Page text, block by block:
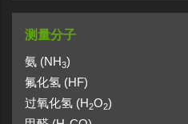
测量分子
氨 (NH3)
氟化氢 (HF)
过氧化氢 (H2O2)